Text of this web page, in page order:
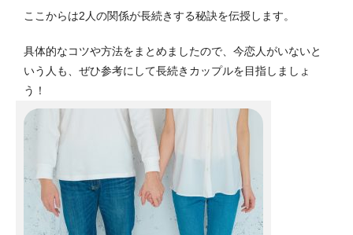
ここからは2人の関係が長続きする秘訣を伝授します。
具体的なコツや方法をまとめましたので、今恋人がいないと
いう人も、ぜひ参考にして長続きカップルを目指しましょ
う！